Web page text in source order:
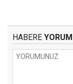
HABERE